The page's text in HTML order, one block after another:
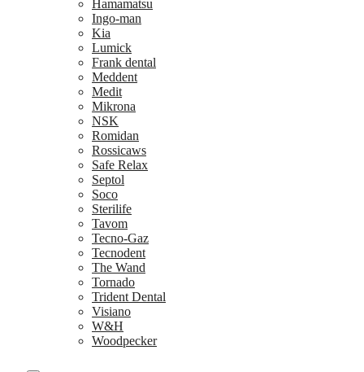
Hamamatsu
Ingo-man
Kia
Lumick
Frank dental
Meddent
Medit
Mikrona
NSK
Romidan
Rossicaws
Safe Relax
Septol
Soco
Sterilife
Tavom
Tecno-Gaz
Tecnodent
The Wand
Tornado
Trident Dental
Visiano
W&H
Woodpecker